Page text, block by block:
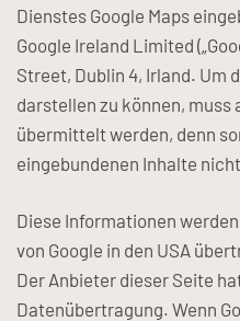
Dienstes Google Maps
Google Ireland Limited
Street, Dublin 4, Irland. Um
darstellen zu können, muss
übermittelt werden, denn
eingebundenen Inhalte
Diese Informationen
von Google in den USA
Der Anbieter dieser Seite
Datenübertragung. Wenn